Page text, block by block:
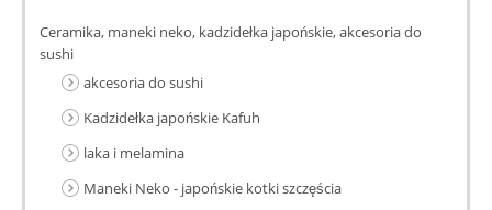
Ceramika, maneki neko, kadzidełka japońskie, akcesoria do
sushi
akcesoria do sushi
Kadzidełka japońskie Kafuh
laka i melamina
Maneki Neko - japońskie kotki szczęścia